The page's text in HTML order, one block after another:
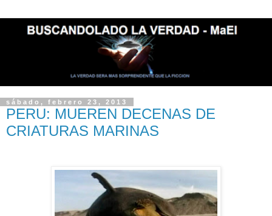
sábado, febrero 23, 2013
PERU: MUEREN DECENAS DE
CRIATURAS MARINAS